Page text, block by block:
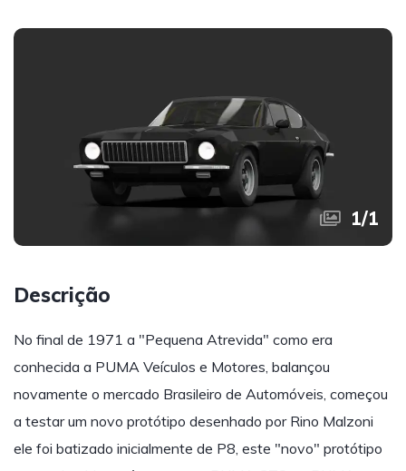
1/1
Descrição
No final de 1971 a "Pequena Atrevida" como era
conhecida a PUMA Veículos e Motores, balançou
novamente o mercado Brasileiro de Automóveis, começou
a testar um novo protótipo desenhado por Rino Malzoni
ele foi batizado inicialmente de P8, este "novo" protótipo